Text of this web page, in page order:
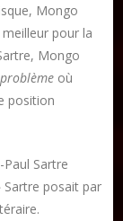
Mongo
pour la
Mongo
où
position
Sartre
Sartre posait par